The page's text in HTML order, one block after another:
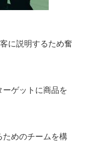
に説明するため奮
ゲットに商品を
めのチームを構